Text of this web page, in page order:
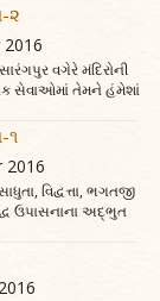
૨
વગેરે મંદિરોની
સેવાઓમાં તેમને હંમેશાં
૧
2016
વિદ્વત્તા, ભગતજી
ઉપાસનાના અદ્‌ભુત